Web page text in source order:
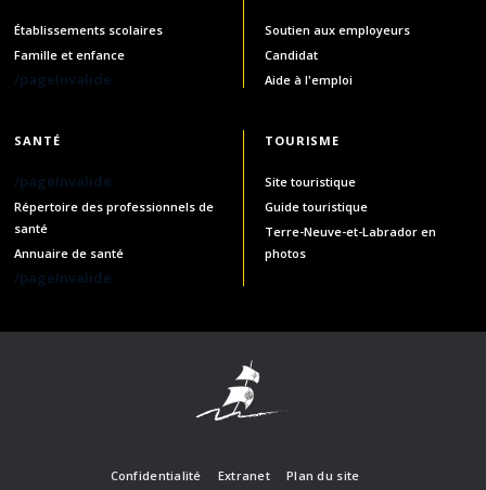
Établissements scolaires
Famille et enfance
/pageInvalide
Soutien aux employeurs
Candidat
Aide à l'emploi
SANTÉ
/pageInvalide
Répertoire des professionnels de
santé
Annuaire de santé
/pageInvalide
TOURISME
Site touristique
Guide touristique
Terre-Neuve-et-Labrador en
photos
Confidentialité Extranet Plan du site